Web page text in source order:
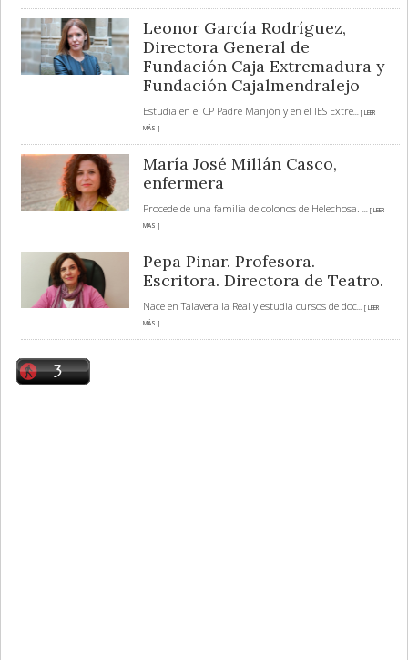
Leonor García Rodríguez,
Directora General de
Fundación Caja Extremadura y
Fundación Cajalmendralejo
Estudia en el CP Padre Manjón y en el IES Extre... [ LEER
MÁS ]
María José Millán Casco,
enfermera
Procede de una familia de colonos de Helechosa. ... [ LEER
MÁS ]
Pepa Pinar. Profesora.
Escritora. Directora de Teatro.
Nace en Talavera la Real y estudia cursos de doc... [ LEER
MÁS ]